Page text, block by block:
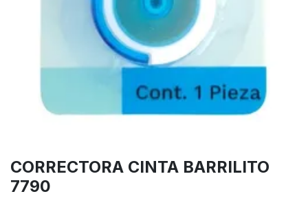
CORRECTORA CINTA BARRILITO
7790